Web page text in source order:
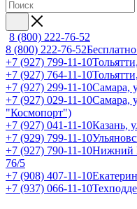
8 (800) 222-76-52
8 (800) 222-76-52
+7 (927) 799-11-10
+7 (927) 764-11-10
+7 (927) 299-11-10Самара,
+7 (927) 029-11-10Самара,
"Космопорт")
+7 (927) 041-11-10Казань,
+7 (929) 799-11-10
+7 (927) 790-11-10Нижний
76/5
+7 (908) 407-11-10
+7 (937) 066-11-10